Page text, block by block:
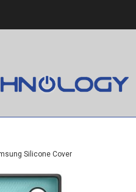
Silicone Cover